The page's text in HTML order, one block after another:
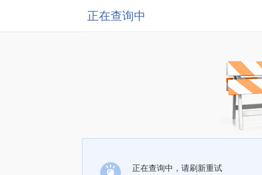
正在查询中
正在查询中，请刷新重试